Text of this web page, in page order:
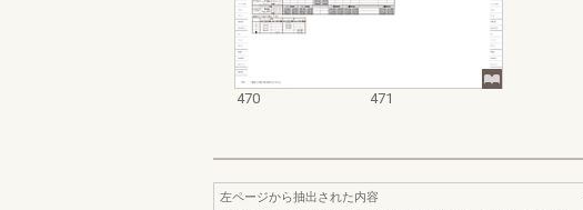
470 471
左ページから抽出された内容